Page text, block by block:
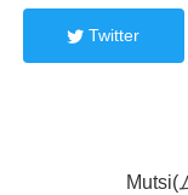
Twitter
Mutsi(